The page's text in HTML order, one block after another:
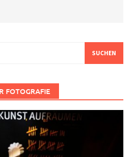
FOTOGRAFIE